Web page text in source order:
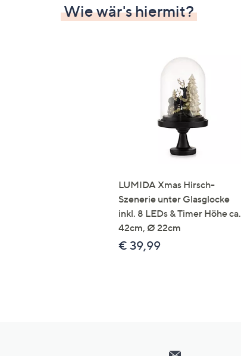
Wie wär's hiermit?
LUMIDA Xmas Hirsch-
Szenerie unter Glasglocke
inkl. 8 LEDs & Timer Höhe ca.
42cm, Ø 22cm
€ 39,99